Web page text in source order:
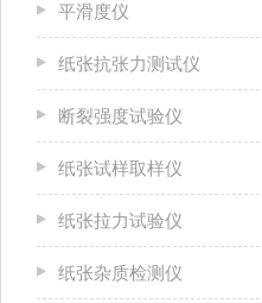
平滑度仪
纸张抗张力测试仪
断裂强度试验仪
纸张试样取样仪
纸张拉力试验仪
纸张杂质检测仪